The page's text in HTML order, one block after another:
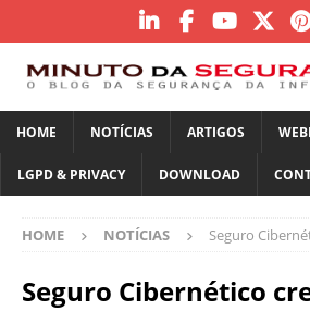
HOME NOTÍCIAS ARTIGOS
LGPD & PRIVACY DOWNLOAD
HOME NOTÍCIAS Seguro
Seguro Cibernético